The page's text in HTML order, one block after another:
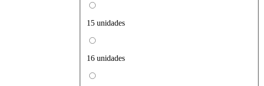
15 unidades
16 unidades